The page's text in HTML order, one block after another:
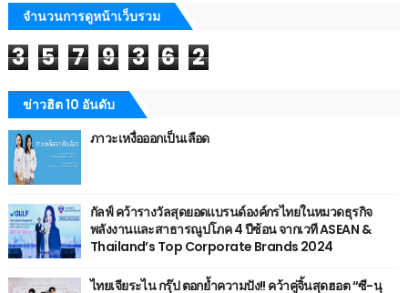
จำนวนการดูหน้าเว็บรวม
3 5 7 9 3 6 2
ข่าวฮิต 10 อันดับ
ภาวะเหงื่อออกเป็นเลือด
กัลฟ์ คว้ารางวัลสุดยอดแบรนด์องค์กรไทยในหมวดธุรกิจ
พลังงานและสาธารณูปโภค 4 ปีซ้อน จากเวที ASEAN &
Thailand’s Top Corporate Brands 2024
ไทยเจียระไน กรุ๊ป ตอกย้ำความปัง!! คว้าคู่จิ้นสุดฮอต “ซี-นุ